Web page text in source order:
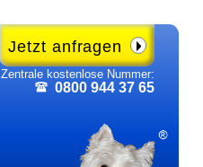
Zentrale kosten­lose Nummer:
0800 944 37 65
Jetzt anfragen